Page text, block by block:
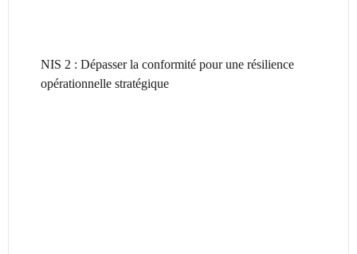
NIS 2 : Dépasser la conformité pour une résilience
opérationnelle stratégique